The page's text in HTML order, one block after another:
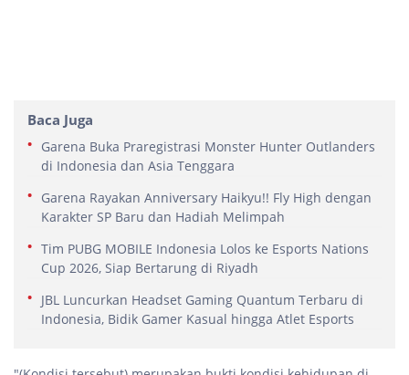
Baca Juga
Garena Buka Praregistrasi Monster Hunter Outlanders
di Indonesia dan Asia Tenggara
Garena Rayakan Anniversary Haikyu!! Fly High dengan
Karakter SP Baru dan Hadiah Melimpah
Tim PUBG MOBILE Indonesia Lolos ke Esports Nations
Cup 2026, Siap Bertarung di Riyadh
JBL Luncurkan Headset Gaming Quantum Terbaru di
Indonesia, Bidik Gamer Kasual hingga Atlet Esports